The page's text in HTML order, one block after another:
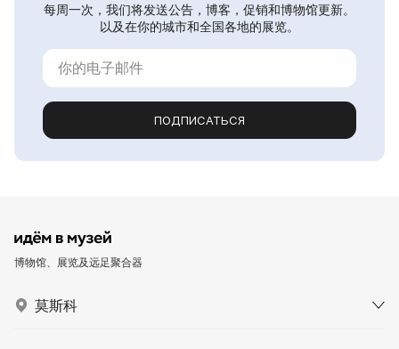
每周一次，我们将发送公告，博客，促销和博物馆更新。
以及在你的城市和全国各地的展览。
ПОДПИСАТЬСЯ
博物馆、展览及远足聚合器
莫斯科